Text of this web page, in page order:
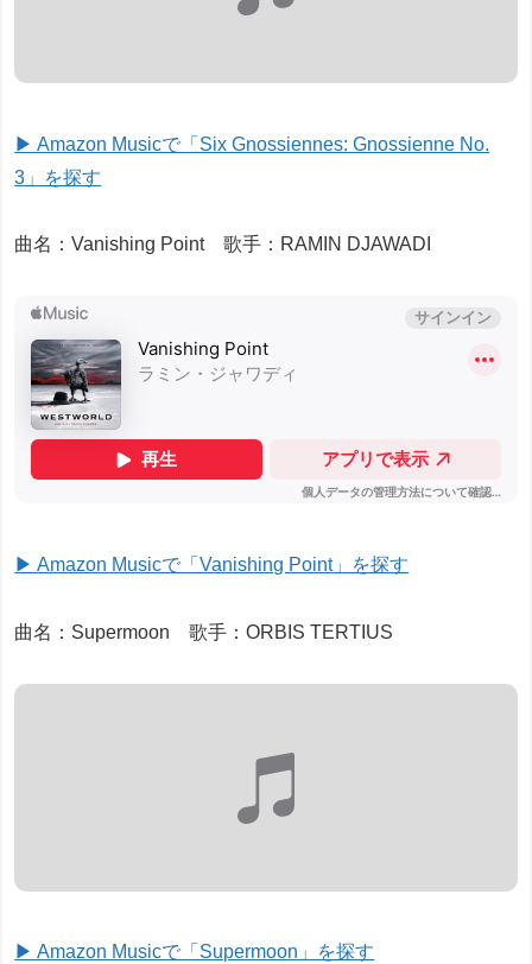
▶ Amazon Musicで「Six Gnossiennes: Gnossienne No.
3」を探す
曲名：Vanishing Point 歌手：RAMIN DJAWADI
▶ Amazon Musicで「Vanishing Point」を探す
曲名：Supermoon 歌手：ORBIS TERTIUS
▶ Amazon Musicで「Supermoon」を探す